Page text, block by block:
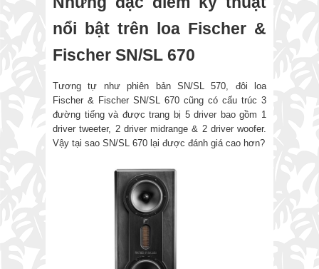
nổi bật trên loa Fischer &
Fischer SN/SL 670
Tương tự như phiên bản SN/SL 570, đôi loa
Fischer & Fischer SN/SL 670 cũng có cấu trúc 3
đường tiếng và được trang bị 5 driver bao gồm 1
driver tweeter, 2 driver midrange & 2 driver woofer.
Vậy tại sao SN/SL 670 lại được đánh giá cao hơn?